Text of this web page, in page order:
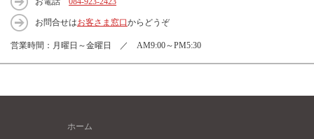
お問合せはお客さま窓口からどうぞ
営業時間：月曜日～金曜日 ／ AM9:00～PM5:30
ホーム